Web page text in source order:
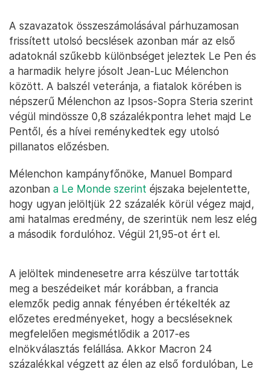
A szavazatok összeszámolásával párhuzamosan
frissített utolsó becslések azonban már az első
adatoknál szűkebb különbséget jeleztek Le Pen és
a harmadik helyre jósolt Jean-Luc Mélenchon
között. A balszél veteránja, a fiatalok körében is
népszerű Mélenchon az Ipsos-Sopra Steria szerint
végül mindössze 0,8 százalékpontra lehet majd Le
Pentől, és a hívei reménykedtek egy utolsó
pillanatos előzésben.
Mélenchon kampányfőnöke, Manuel Bompard
azonban a Le Monde szerint éjszaka bejelentette,
hogy ugyan jelöltjük 22 százalék körül végez majd,
ami hatalmas eredmény, de szerintük nem lesz elég
a második fordulóhoz. Végül 21,95-ot ért el.
A jelöltek mindenesetre arra készülve tartották
meg a beszédeiket már korábban, a francia
elemzők pedig annak fényében értékelték az
előzetes eredményeket, hogy a becsléseknek
megfelelően megismétlődik a 2017-es
elnökválasztás felállása. Akkor Macron 24
százalékkal végzett az élen az első fordulóban, Le